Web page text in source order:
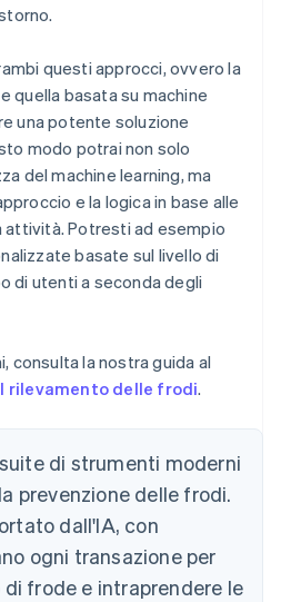
questi approcci, ovvero la
quella basata su machine
una potente soluzione
modo potrai non solo
del machine learning, ma
e la logica in base alle
Potresti ad esempio
basate sul livello di
di utenti a seconda degli
consulta la nostra guida al
rilevamento delle frodi.
di strumenti moderni
prevenzione delle frodi.
dall'IA, con
ogni transazione per
frode e intraprendere le